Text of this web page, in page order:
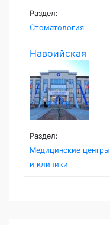
Раздел:
Стоматология
Навоийская
Семейная...
Раздел:
Медицинские центры
и клиники